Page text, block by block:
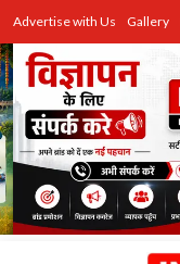
Advertise with Us Gallery
उत्तर प्रदेश
Advertise with Us
Events
राज्य